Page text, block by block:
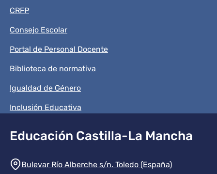
CRFP
Consejo Escolar
Portal de Personal Docente
Biblioteca de normativa
Igualdad de Género
Inclusión Educativa
Educación Castilla-La Mancha
Información de la institución
Bulevar Río Alberche s/n. Toledo (España)